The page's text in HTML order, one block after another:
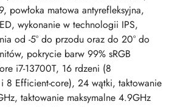
powłoka matowa antyrefleksyjna,
wykonanie w technologii IPS,
od -5° do przodu oraz do 20° do
pokrycie barw 99% sRGB
i7-13700T, 16 rdzeni (8
8 Efficient-core), 24 wątki, taktowanie
taktowanie maksymalne 4.9GHz